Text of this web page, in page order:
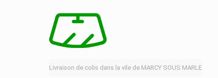
Livraison de colis dans la vile de MARCY SOUS MARLE